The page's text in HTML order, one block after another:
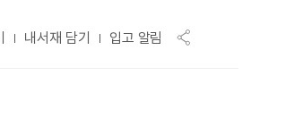
내서재 담기 입고 알림